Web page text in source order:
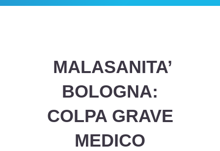
MALASANITA’
BOLOGNA:
COLPA GRAVE
MEDICO